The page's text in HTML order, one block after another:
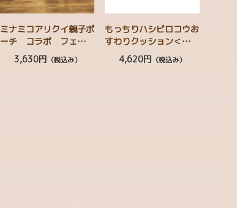
ミナミコアリクイ親子ポ
ーチ コラボ フェリシ
モ YOU+MORE！
3,630円 （税込み）
もっちりハシビロコウお
すわりクッション＜おひ
ざサイズ＞ フェリシモ
4,620円 （税込み）